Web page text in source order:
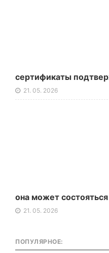
сертификаты
21. 05. 2026
она может
21. 05. 2026
ПОПУЛЯРНОЕ: